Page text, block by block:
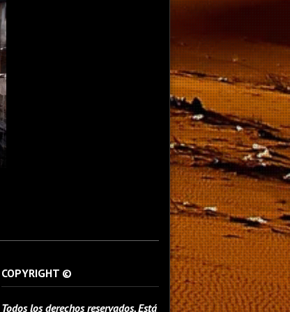
COPYRIGHT ©
Todos los derechos reservados. Está